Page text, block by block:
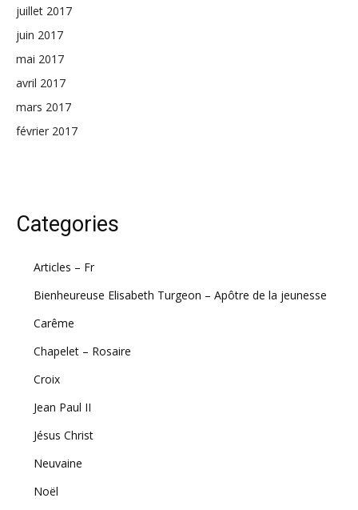
juillet 2017
juin 2017
mai 2017
avril 2017
mars 2017
février 2017
Categories
Articles – Fr
Bienheureuse Elisabeth Turgeon – Apôtre de la jeunesse
Carême
Chapelet – Rosaire
Croix
Jean Paul II
Jésus Christ
Neuvaine
Noël